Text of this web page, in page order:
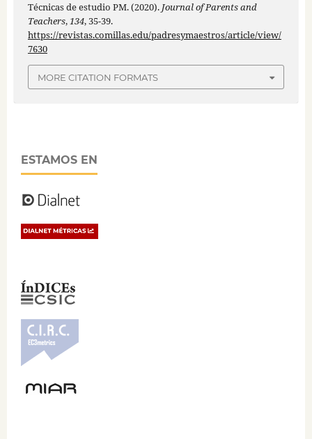
Técnicas de estudio PM. (2020). Journal of Parents and
Teachers,134, 35-39.
https://revistas.comillas.edu/padresymaestros/article/view/
7630
MORE CITATION FORMATS
ESTAMOS EN